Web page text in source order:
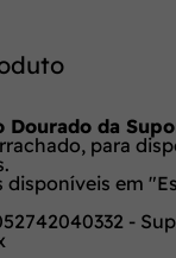
Dourado da
para
disponíveis em
-